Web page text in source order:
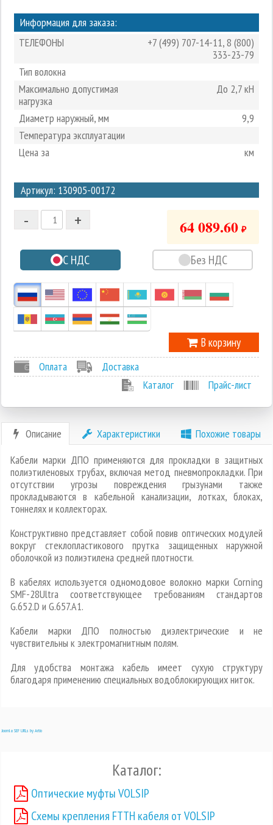
Информация для заказа:
ТЕЛЕФОНЫ
+7 (499) 707-14-11,8 (800)
333-23-79
Тип волокна
Максимально допустимая
нагрузка
До 2,7 кН
Диаметр наружный, мм
9,9
Температура эксплуатации
Цена за
км
Артикул: 130905-00172
2
1
-1
+
- 64 089.60 ₽
С НДС Без НДС
В корзину
Оплата
Доставка
Каталог
Прайс-лист
Описание Характеристики
Похожие товары
Кабели марки ДПО применяются для прокладки в защитных
полиэтиленовых трубах, включая метод пневмопрокладки. При
отсутствии угрозы повреждения грызунами также
прокладываются в кабельной канализации, лотках, блоках,
тоннелях и коллекторах.
Конструктивно представляет собой повив оптических модулей
вокруг стеклопластикового прутка защищенных наружной
оболочкой из полиэтилена средней плотности.
В кабелях используется одномодовое волокно марки Corning
SMF-28Ultra соответствующее требованиям стандартов
G.652.D и G.657.A1.
Кабели марки ДПО полностью диэлектрические и не
чувствительны к электромагнитным полям.
Для удобства монтажа кабель имеет сухую структуру
благодаря применению специальных водоблокирующих ниток.
Joomla SEF URLs by Artio
Каталог:
Оптические муфты VOLSIP
Схемы крепления FTTH кабеля от VOLSIP